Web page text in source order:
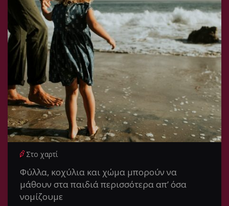
Στο χαρτί
Φύλλα, κοχύλια και χώμα μπορούν να
μάθουν στα παιδιά περισσότερα απ’ όσα
νομίζουμε